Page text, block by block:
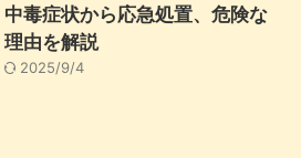
中毒症状から応急処置、危険な
理由を解説
2025/9/4